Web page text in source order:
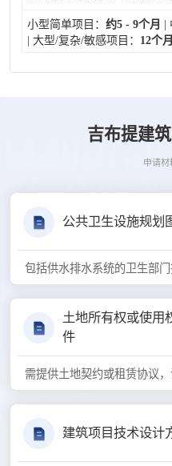
小型简单项目： 约5 - 9个月 |
| 大型/复杂/敏感项目： 12个
吉布提建
申请材
公共卫生设施规划
包括供水排水系统的卫生部门
土地所有权或使用
件
需提供土地契约或租赁协议，
建筑项目技术设计